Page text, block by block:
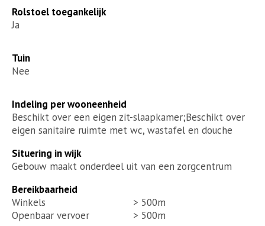
Rolstoel toegankelijk
Ja
Tuin
Nee
Indeling per wooneenheid
Beschikt over een eigen zit-slaapkamer;Beschikt over
eigen sanitaire ruimte met wc, wastafel en douche
Situering in wijk
Gebouw maakt onderdeel uit van een zorgcentrum
Bereikbaarheid
Winkels
> 500m
Openbaar vervoer
> 500m